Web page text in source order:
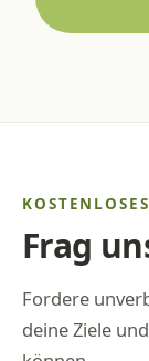
Frag
Fordere
deine Ziele